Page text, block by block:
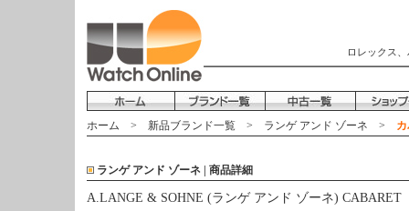
ロレックス
ホーム > 新品ブランド一覧 > ランゲ アンド ゾーネ >
ランゲ アンド ゾーネ | 商品詳細
A.LANGE & SOHNE (ランゲ アンド ゾーネ) CABARET